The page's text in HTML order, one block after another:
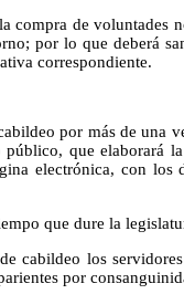
compra de voluntades
por lo que deberá
correspondiente.
por más de una
que elaborará
electrónica, con los
que dure la
cabildeo los
por